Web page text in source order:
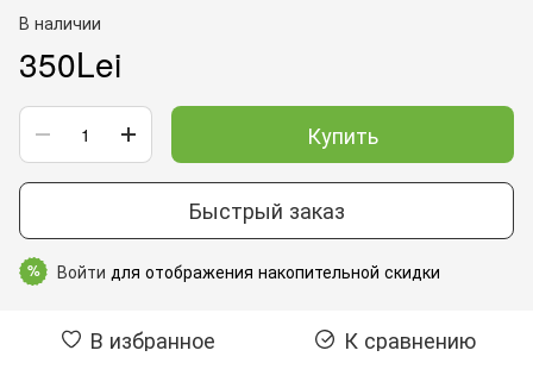
В наличии
350Lei
Купить
Быстрый заказ
% Войти для отображения накопительной скидки
В избранное К сравнению